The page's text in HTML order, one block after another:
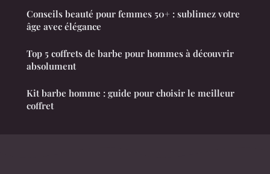
Conseils beauté pour femmes 50+ : sublimez votre
âge avec élégance
Top 5 coffrets de barbe pour hommes à découvrir
absolument
Kit barbe homme : guide pour choisir le meilleur
coffret